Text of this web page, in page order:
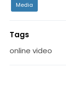
Media
Tags
online video